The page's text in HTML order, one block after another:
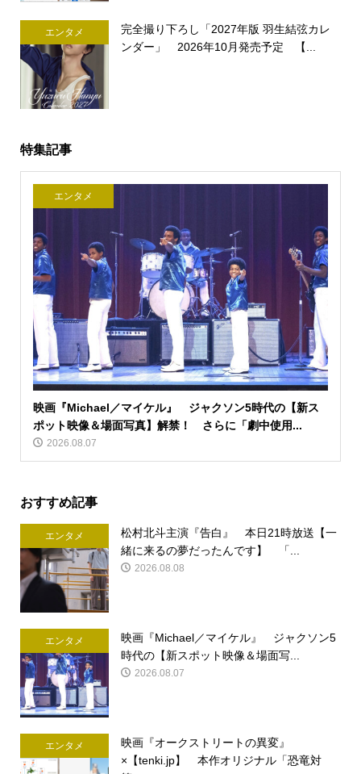
エンタメ
完全撮り下ろし「2027年版 羽生結弦カレ
ンダー」 2026年10月発売予定 【...
特集記事
エンタメ
映画『Michael／マイケル』 ジャクソン5時代の【新ス
ポット映像＆場面写真】解禁！ さらに「劇中使用...
2026.08.07
おすすめ記事
エンタメ
松村北斗主演『告白』 本日21時放送【一
緒に来るの夢だったんです】 「...
2026.08.08
エンタメ
映画『Michael／マイケル』 ジャクソン5
時代の【新スポット映像＆場面写...
2026.08.07
エンタメ
映画『オークストリートの異変』
×【tenki.jp】 本作オリジナル「恐竜対